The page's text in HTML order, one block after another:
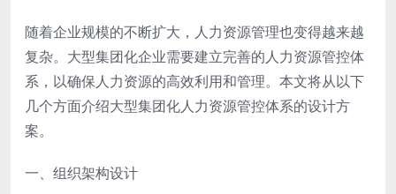
随着企业规模的不断扩大，人力资源管理也变得越来越
复杂。大型集团化企业需要建立完善的人力资源管控体
系，以确保人力资源的高效利用和管理。本文将从以下
几个方面介绍大型集团化人力资源管控体系的设计方
案。
一、组织架构设计